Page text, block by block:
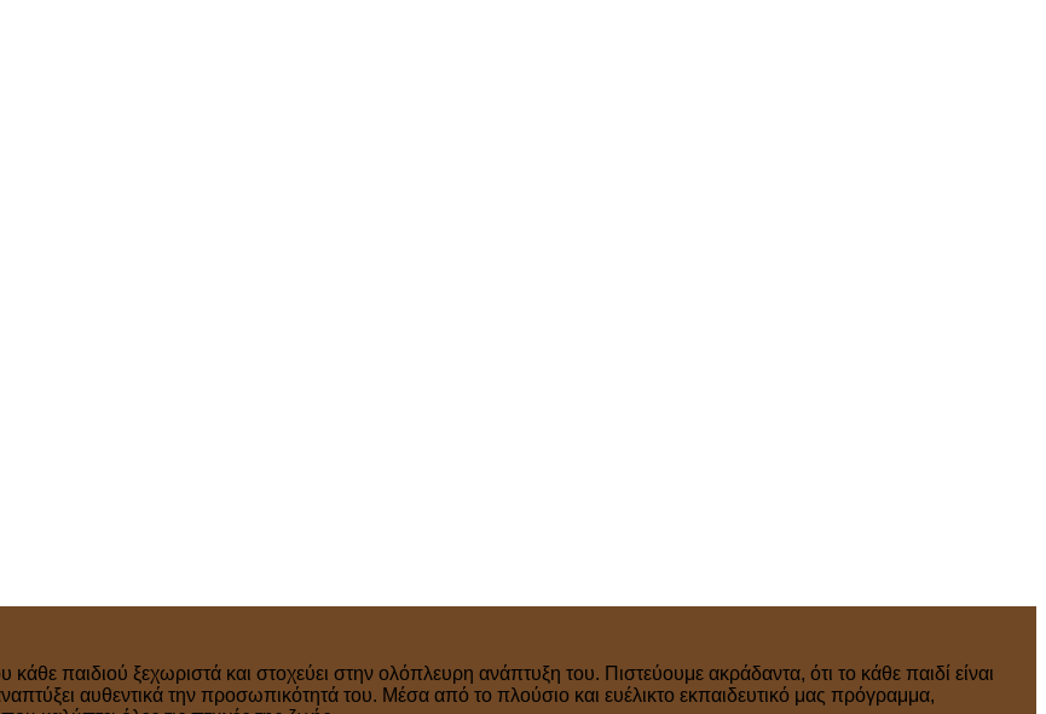
παιδιού ξεχωριστά και στοχεύει στην ολόπλευρη ανάπτυξη του. Πιστεύουμε ακράδαντα, ότι το κάθε παιδί είναι
αυθεντικά την προσωπικότητά του. Μέσα από το πλούσιο και ευέλικτο εκπαιδευτικό μας πρόγραμμα,